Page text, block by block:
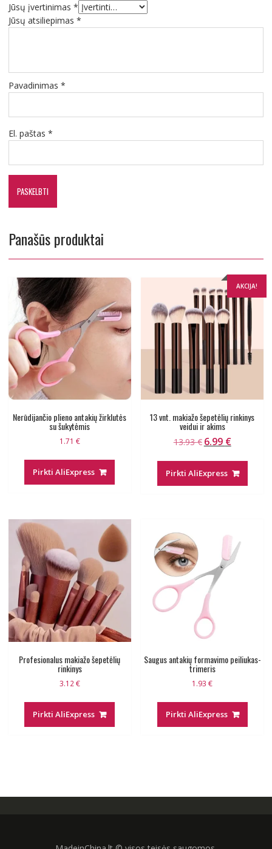
Jūsų įvertinimas *
Jūsų atsiliepimas *
Pavadinimas *
El. paštas *
Panašūs produktai
Nerūdijančio plieno antakių žirklutės
su šukytėmis
1.71 €
Pirkti AliExpress
AKCIJA!
13 vnt. makiažo šepetėlių rinkinys
veidui ir akims
13.93€ Original
13.93 €.
6.99 €Current
6.99 €.
Pirkti AliExpress
Profesionalus makiažo šepetėlių
rinkinys
3.12€
Pirkti AliExpress
Saugus antakių formavimo peiliukas-
trimeris
1.93€
Pirkti AliExpress